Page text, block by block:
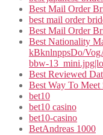
Best Mail Order
best mail order
Best Mail Order
Best Nationality
kBknlnppsDo/
bbw-
Best Reviewed
Best Way To Meet
bet10
bet10 casino
bet10-casino
BetAndreas 1000